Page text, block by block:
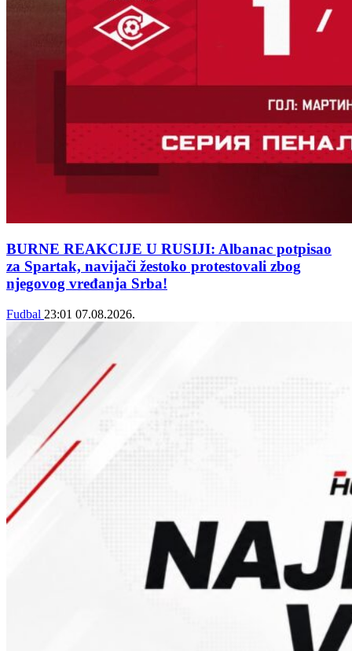
BURNE REAKCIJE U RUSIJI: Albanac potpisao
za Spartak, navijači žestoko protestovali zbog
njegovog vređanja Srba!
Fudbal 23:01 07.08.2026.